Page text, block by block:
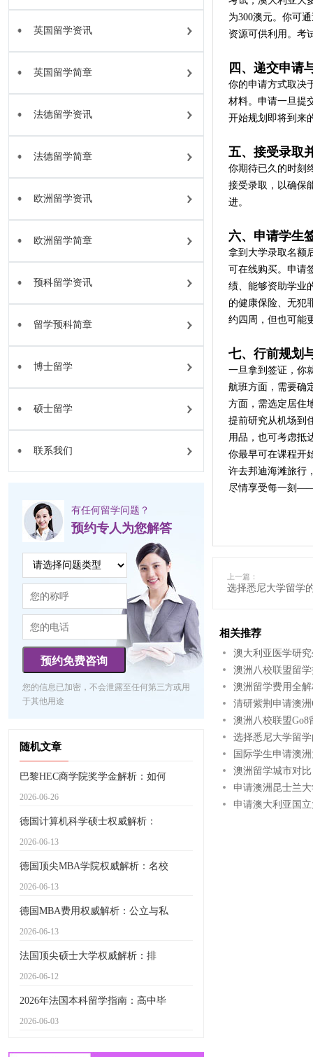
英国留学资讯
英国留学简章
法德留学资讯
法德留学简章
欧洲留学资讯
欧洲留学简章
预科留学资讯
留学预科简章
博士留学
硕士留学
联系我们
有任何留学问题？
预约专人为您解答
预约免费咨询
您的信息已加密，不会泄露至任何第三方或用
于其他用途
随机文章
巴黎HEC商学院奖学金解析：如何
2026-06-26
德国计算机科学硕士权威解析：
2026-06-13
德国顶尖MBA学院权威解析：名校
2026-06-13
德国MBA费用权威解析：公立与私
2026-06-13
法国顶尖硕士大学权威解析：排
2026-06-12
2026年法国本科留学指南：高中毕
2026-06-03
为300澳元。你可
资源可供利用。考
四、递交申请
你的申请方式取决
材料。申请一旦提
开始规划即将到来
五、接受录取
你期待已久的时刻
接受录取，以确保
进。
六、申请学生
拿到大学录取名额
可在线购买。申请
绩、能够资助学业
的健康保险、无犯
约四周，但也可能
七、行前规划
一旦拿到签证，你
航班方面，需要确
方面，需选定居住
提前研究从机场到
用品，也可考虑抵
你最早可在课程开
许去邦迪海滩旅行
尽情享受每一刻
上一篇：
选择悉尼大学留学
相关推荐
澳大利亚医学研
澳洲八校联盟留
澳洲留学费用全
清研紫荆申请澳
澳洲八校联盟
选择悉尼大学留
国际学生申请澳
澳洲留学城市对
申请澳洲昆士兰
申请澳大利亚国